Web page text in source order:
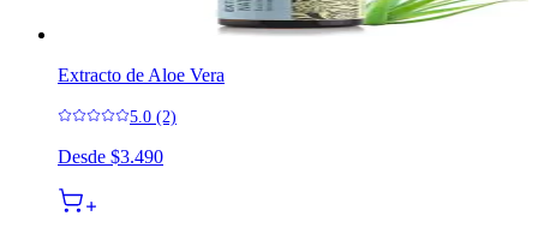
Extracto de Aloe Vera
5.0 (2)
Desde $3.490